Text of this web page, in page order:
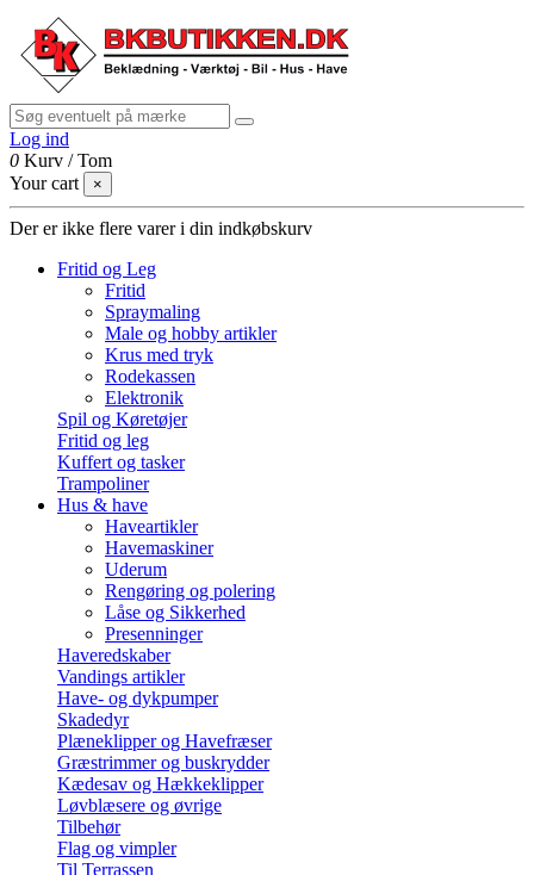
Log ind
0 Kurv /Tom
Your cart
×
Der er ikke flere varer i din indkøbskurv
Fritid og Leg
Fritid
Spraymaling
Male og hobby artikler
Krus med tryk
Rodekassen
Elektronik
Spil og Køretøjer
Fritid og leg
Kuffert og tasker
Trampoliner
Hus & have
Haveartikler
Havemaskiner
Uderum
Rengøring og polering
Låse og Sikkerhed
Presenninger
Haveredskaber
Vandings artikler
Have- og dykpumper
Skadedyr
Plæneklipper og Havefræser
Græstrimmer og buskrydder
Kædesav og Hækkeklipper
Løvblæsere og øvrige
Tilbehør
Flag og vimpler
Til Terrassen